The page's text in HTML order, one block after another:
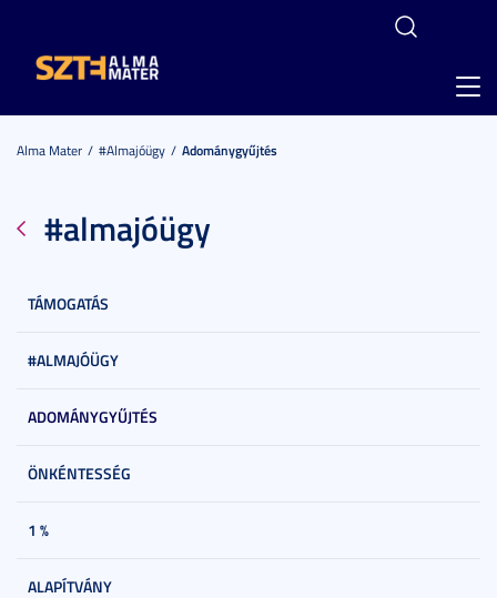
Alma Mater #almajóügy Adománygyűjtés
#almajóügy
TÁMOGATÁS
#ALMAJÓÜGY
ADOMÁNYGYŰJTÉS
ÖNKÉNTESSÉG
1 %
ALAPÍTVÁNY